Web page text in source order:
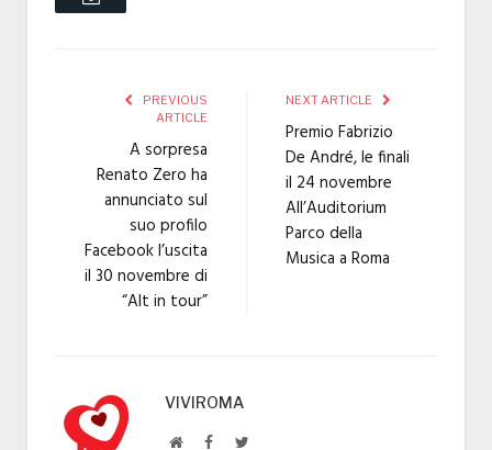
PREVIOUS
ARTICLE
A sorpresa
Renato Zero ha
annunciato sul
suo profilo
Facebook l’uscita
il 30 novembre di
“Alt in tour”
NEXT ARTICLE
Premio Fabrizio
De André, le finali
il 24 novembre
All’Auditorium
Parco della
Musica a Roma
VIVIROMA
WebsiteFacebookTwitter